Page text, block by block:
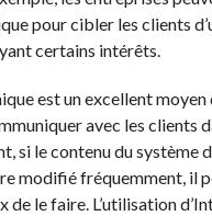
pour cibler les clients
certains intérêts.
est un excellent
avec les clients
si le contenu du système
modifié fréquemment, il
le faire. L’utilisation